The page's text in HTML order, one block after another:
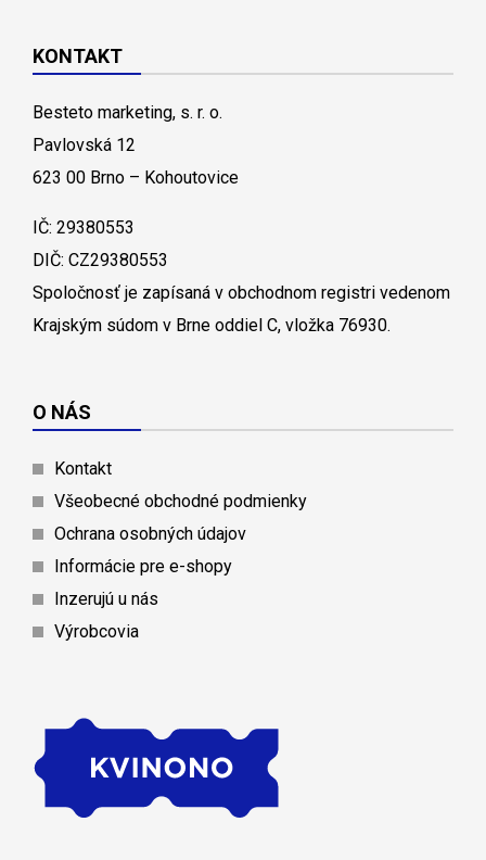
KONTAKT
Besteto marketing, s. r. o.
Pavlovská 12
623 00 Brno – Kohoutovice
IČ: 29380553
DIČ: CZ29380553
Spoločnosť je zapísaná v obchodnom registri vedenom
Krajským súdom v Brne oddiel C, vložka 76930.
O NÁS
Kontakt
Všeobecné obchodné podmienky
Ochrana osobných údajov
Informácie pre e-shopy
Inzerujú u nás
Výrobcovia